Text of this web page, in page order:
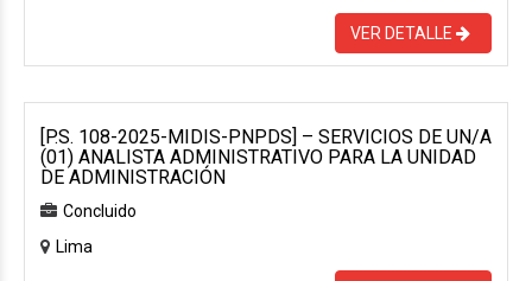
VER DETALLE
[P.S. 108-2025-MIDIS-PNPDS] – SERVICIOS DE UN/A
(01) ANALISTA ADMINISTRATIVO PARA LA UNIDAD
DE ADMINISTRACIÓN
Concluido
Lima